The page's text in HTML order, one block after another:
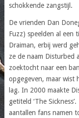
schokkende zangstijl.
De vrienden Dan
Fuzz) speelden al een
Draiman, erbij werd
ze de naam Disturbed
zoektocht naar een
opgegeven, maar wist
lag. In 2000 maakte
getiteld ‘The
aantallen fans namen